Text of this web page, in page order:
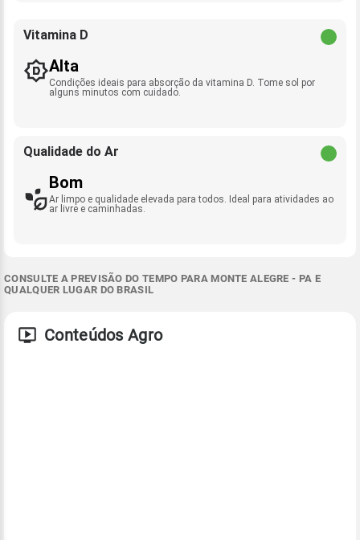
Vitamina D
Alta
Condições ideais para absorção da vitamina D. Tome sol por
alguns minutos com cuidado.
Qualidade do Ar
Bom
Ar limpo e qualidade elevada para todos. Ideal para atividades ao
ar livre e caminhadas.
CONSULTE A PREVISÃO DO TEMPO PARA MONTE ALEGRE - PA E
QUALQUER LUGAR DO BRASIL
Conteúdos Agro